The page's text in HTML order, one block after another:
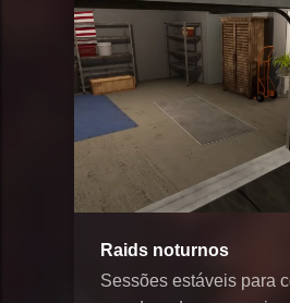
Raids noturnos
Sessões estáveis para